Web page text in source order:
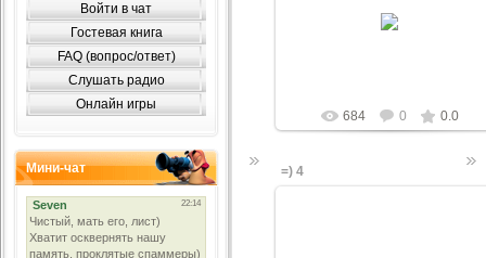
Войти в чат
Гостевая книга
FAQ (вопрос/ответ)
Слушать радио
Онлайн игры
Мини-чат
Для Клана Делал
684 0 0.0
=) 4